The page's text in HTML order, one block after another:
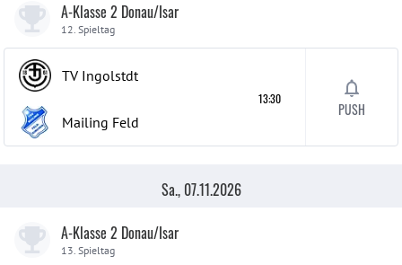
A-Klasse 2 Donau/Isar
12. Spieltag
TV Ingolstdt
Mailing Feld
13:30
PUSH
Sa., 07.11.2026
A-Klasse 2 Donau/Isar
13. Spieltag